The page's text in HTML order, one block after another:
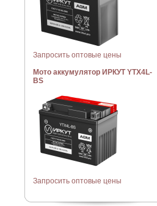
Запросить оптовые цены
Мото аккумулятор ИРКУТ YTX4L-
BS
Запросить оптовые цены